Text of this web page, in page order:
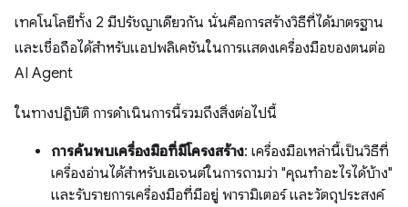
เทคโนโลยีทั้ง 2 มีปรัชญาเดียวกัน นั่นคือการสร้างวิธีที่ได้มาตรฐาน
และเชื่อถือได้สำหรับแอปพลิเคชันในการแสดงเครื่องมือของตนต่อ
AI Agent
ในทางปฏิบัติ การดำเนินการนี้รวมถึงสิ่งต่อไปนี้
การค้นพบเครื่องมือที่มีโครงสร้าง: เครื่องมือเหล่านี้เป็นวิธีที่
เครื่องอ่านได้สำหรับเอเจนต์ในการถามว่า "คุณทำอะไรได้บ้าง"
และรับรายการเครื่องมือที่มีอยู่ พารามิเตอร์ และวัตถุประสงค์